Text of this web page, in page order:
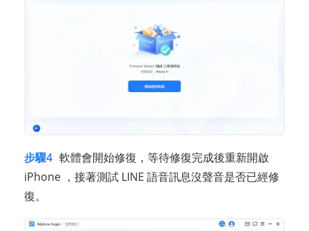
步驟4 軟體會開始修復，等待修復完成後重新開啟
iPhone ，接著測試 LINE 語音訊息沒聲音是否已經修
復。